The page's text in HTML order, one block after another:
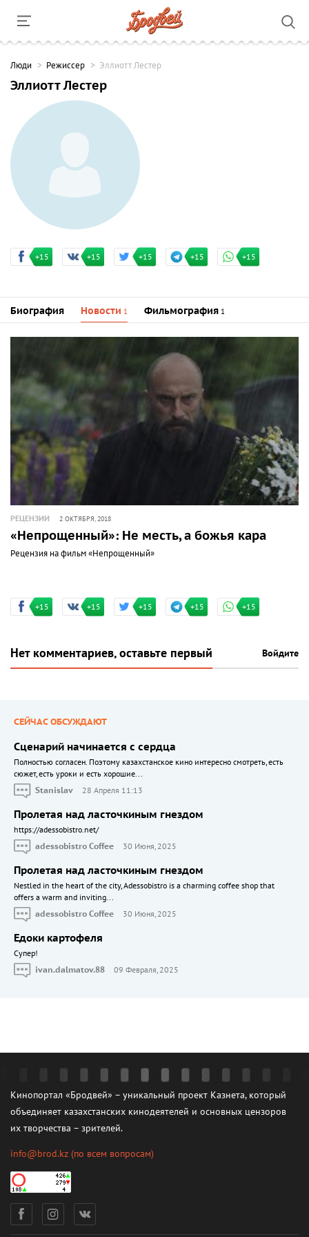
Люди Режиссер Эллиотт Лестер
Эллиотт Лестер
+15 +15 +15 +15 +15
Биография Новости 1 Фильмография 1
РЕЦЕНЗИИ 2 ОКТЯБРЯ, 2018
«Непрощенный»: Не месть, а божья кара
Рецензия на фильм «Непрощенный»
+15 +15 +15 +15 +15
Нет комментариев, оставьте первый Войдите
СЕЙЧАС ОБСУЖДАЮТ
Сценарий начинается с сердца
Полностью согласен. Поэтому казахстанское кино интересно смотреть, есть
сюжет, есть уроки и есть хорошие...
Stanislav
28 Апреля 11:13
Пролетая над ласточкиным гнездом
https://adessobistro.net/
adessobistro Coffee
30 Июня, 2025
Пролетая над ласточкиным гнездом
Nestled in the heart of the city, Adessobistro is a charming coffee shop that
offers a warm and inviting...
adessobistro Coffee
30 Июня, 2025
Едоки картофеля
Cупер!
ivan.dalmatov.88
09 Февраля, 2025
Кинопортал «Бродвей» – уникальный проект Казнета, который
объединяет казахстанских кинодеятелей и основных цензоров
их творчества – зрителей.
info@brod.kz (по всем вопросам)